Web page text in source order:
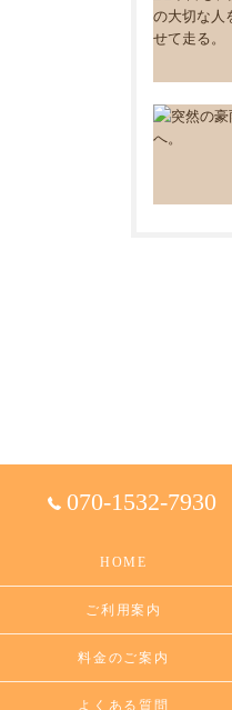
070-1532-7930
HOME
ご利用案内
料金のご案内
よくある質問